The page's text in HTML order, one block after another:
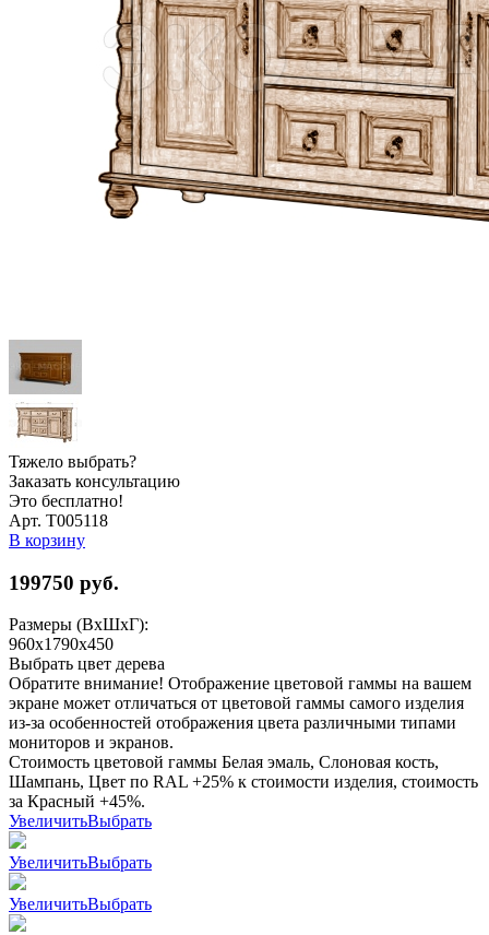
Тяжело выбрать?
Заказать консультацию
Это бесплатно!
Арт. Т005118
В корзину
199750 руб.
Размеры (ВхШхГ):
960x1790x450
Выбрать цвет дерева
Обратите внимание! Отображение цветовой гаммы на вашем
экране может отличаться от цветовой гаммы самого изделия
из-за особенностей отображения цвета различными типами
мониторов и экранов.
Стоимость цветовой гаммы Белая эмаль, Слоновая кость,
Шампань, Цвет по RAL +25% к стоимости изделия, стоимость
за Красный +45%.
УвеличитьВыбрать
УвеличитьВыбрать
УвеличитьВыбрать